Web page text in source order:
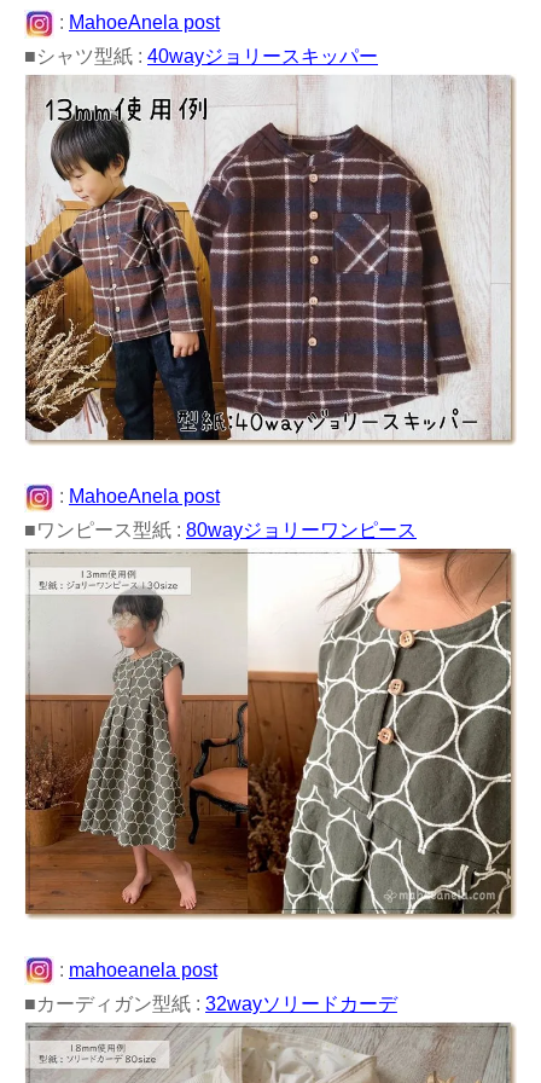
: MahoeAnela post
■シャツ型紙 : 40wayジョリースキッパー
: MahoeAnela post
■ワンピース型紙 : 80wayジョリーワンピース
: mahoeanela post
■カーディガン型紙 : 32wayソリードカーデ